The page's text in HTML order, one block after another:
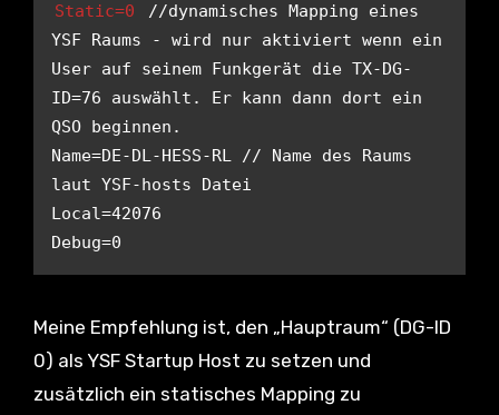
Static=0
//dynamisches Mapping eines
YSF Raums - wird nur aktiviert wenn ein
User auf seinem Funkgerät die TX-DG-
ID=76 auswählt. Er kann dann dort ein
QSO beginnen.
Name=DE-DL-HESS-RL // Name des Raums
laut YSF-hosts Datei
Local=42076
Meine Empfehlung ist, den „Hauptraum“ (DG-ID
0) als YSF Startup Host zu setzen und
zusätzlich ein statisches Mapping zu